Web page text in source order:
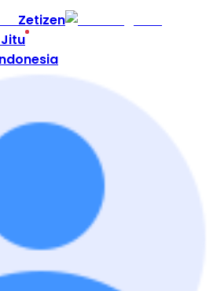
Zetizen